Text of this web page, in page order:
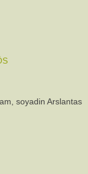
soyadin Arslantas